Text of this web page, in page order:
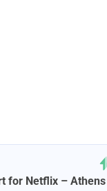
for Netflix – Athens